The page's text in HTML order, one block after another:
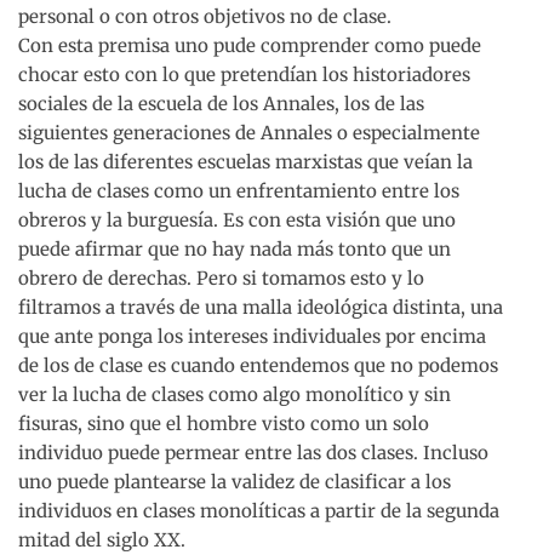
personal o con otros objetivos no de clase.
Con esta premisa uno pude comprender como puede
chocar esto con lo que pretendían los historiadores
sociales de la escuela de los Annales, los de las
siguientes generaciones de Annales o especialmente
los de las diferentes escuelas marxistas que veían la
lucha de clases como un enfrentamiento entre los
obreros y la burguesía. Es con esta visión que uno
puede afirmar que no hay nada más tonto que un
obrero de derechas. Pero si tomamos esto y lo
filtramos a través de una malla ideológica distinta, una
que ante ponga los intereses individuales por encima
de los de clase es cuando entendemos que no podemos
ver la lucha de clases como algo monolítico y sin
fisuras, sino que el hombre visto como un solo
individuo puede permear entre las dos clases. Incluso
uno puede plantearse la validez de clasificar a los
individuos en clases monolíticas a partir de la segunda
mitad del siglo XX.